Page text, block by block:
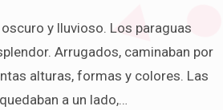
Arrugados, caminaban por
alturas, formas y colores. Las
a un lado,…